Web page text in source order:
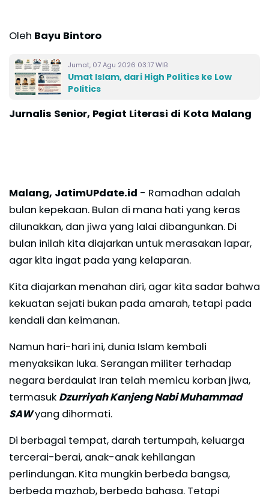
Oleh Bayu Bintoro
Jumat, 07 Agu 2026 03:17 WIB
Umat Islam, dari High Politics ke Low
Politics
Jurnalis Senior, Pegiat Literasi di Kota Malang
Malang, JatimUPdate.id - Ramadhan adalah
bulan kepekaan. Bulan di mana hati yang keras
dilunakkan, dan jiwa yang lalai dibangunkan. Di
bulan inilah kita diajarkan untuk merasakan lapar,
agar kita ingat pada yang kelaparan.
Kita diajarkan menahan diri, agar kita sadar bahwa
kekuatan sejati bukan pada amarah, tetapi pada
kendali dan keimanan.
Namun hari-hari ini, dunia Islam kembali
menyaksikan luka. Serangan militer terhadap
negara berdaulat Iran telah memicu korban jiwa,
termasuk Dzurriyah Kanjeng Nabi Muhammad
SAWyang dihormati.
Di berbagai tempat, darah tertumpah, keluarga
tercerai-berai, anak-anak kehilangan
perlindungan. Kita mungkin berbeda bangsa,
berbeda mazhab, berbeda bahasa. Tetapi